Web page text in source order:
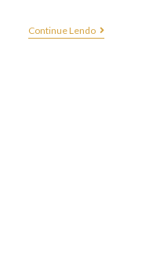
Continue Lendo